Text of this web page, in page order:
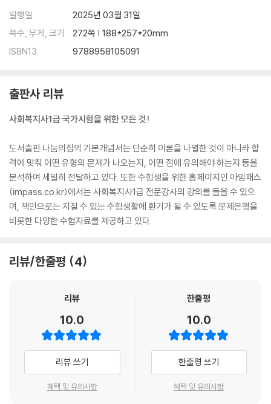
발행일
2025년 03월 31일
쪽수, 무게, 크기
272쪽 | 188*257*20mm
ISBN13
9788958105091
출판사 리뷰
사회복지사1급 국가시험을 위한 모든 것!
도서출판 나눔의집의 기본개념서는 단순히 이론을 나열한 것이 아니라 합
격에 맞춰 어떤 유형의 문제가 나오는지, 어떤 점에 유의해야 하는지 등을
분석하여 세밀히 전달하고 있다. 또한 수험생을 위한 홈페이지인 아임패스
(impass.co.kr)에서는 사회복지사1급 전문강사의 강의를 들을 수 있으
며, 책만으로는 지칠 수 있는 수험생활에 환기가 될 수 있도록 문제은행을
비롯한 다양한 수험자료를 제공하고 있다.
리뷰/한줄평 4
리뷰
10.0
리뷰 쓰기
혜택 및 유의사항
한줄평
10.0
한줄평 쓰기
혜택 및 유의사항